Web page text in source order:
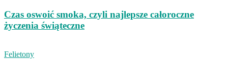
Czas oswoić smoka, czyli najlepsze całoroczne
życzenia świąteczne
Felietony